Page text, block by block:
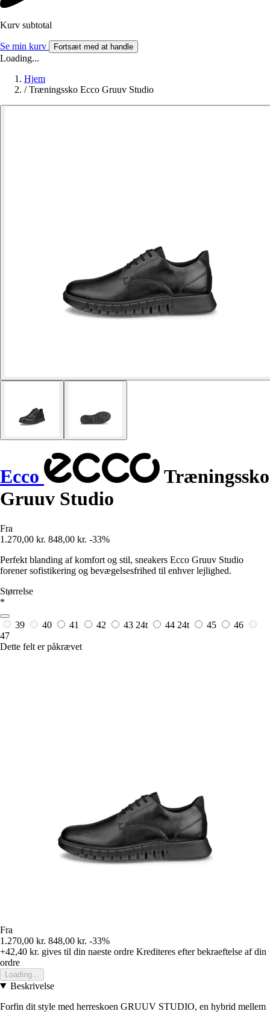
Kurv subtotal
Se min kurv Fortsæt med at handle
Loading...
Hjem
/ Træningssko Ecco Gruuv Studio
Ecco
Træningssko
Gruuv Studio
Fra
1.270,00 kr. 848,00 kr. -33%
Perfekt blanding af komfort og stil, sneakers Ecco Gruuv Studio
forener sofistikering og bevægelsesfrihed til enhver lejlighed.
Størrelse
*
39 40 41 42 43 24t 44 24t 45
46
47
Dette felt er påkrævet
Fra
1.270,00 kr. 848,00 kr. -33%
+42,40 kr. gives til din naeste ordre Krediteres efter bekraeftelse af din
ordre
Loading...
Beskrivelse
Forfin dit style med herreskoen GRUUV STUDIO, en hybrid mellem